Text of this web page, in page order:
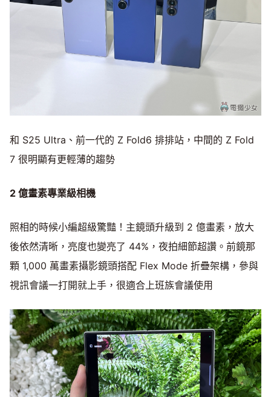
和 S25 Ultra、前一代的 Z Fold6 排排站，中間的 Z Fold
7 很明顯有更輕薄的趨勢
2 億畫素專業級相機
照相的時候小編超級驚豔！主鏡頭升級到 2 億畫素，放大
後依然清晰，亮度也變亮了 44%，夜拍細節超讚。前鏡那
顆 1,000 萬畫素攝影鏡頭搭配 Flex Mode 折疊架構，參與
視訊會議一打開就上手，很適合上班族會議使用